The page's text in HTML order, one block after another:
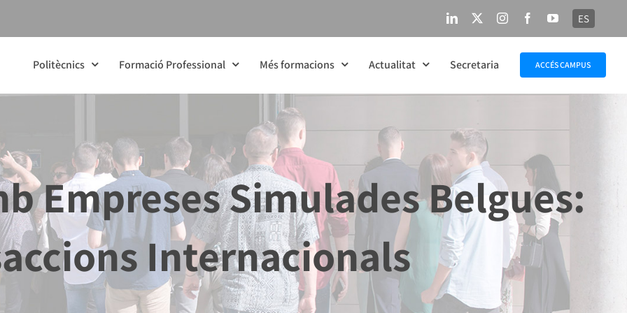
LinkedIn InstagramFacebookYouTube
ES
Politècnics Formació Professional Més formacions Actualitat Secretaria ACCÉS CAMPUS
Empreses Simulades Belgues:
Internacionals